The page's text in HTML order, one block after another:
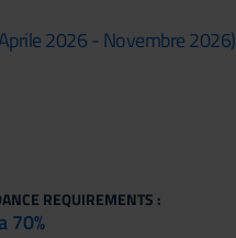
2026 - Novembre 2026)
REQUIREMENTS :
70%